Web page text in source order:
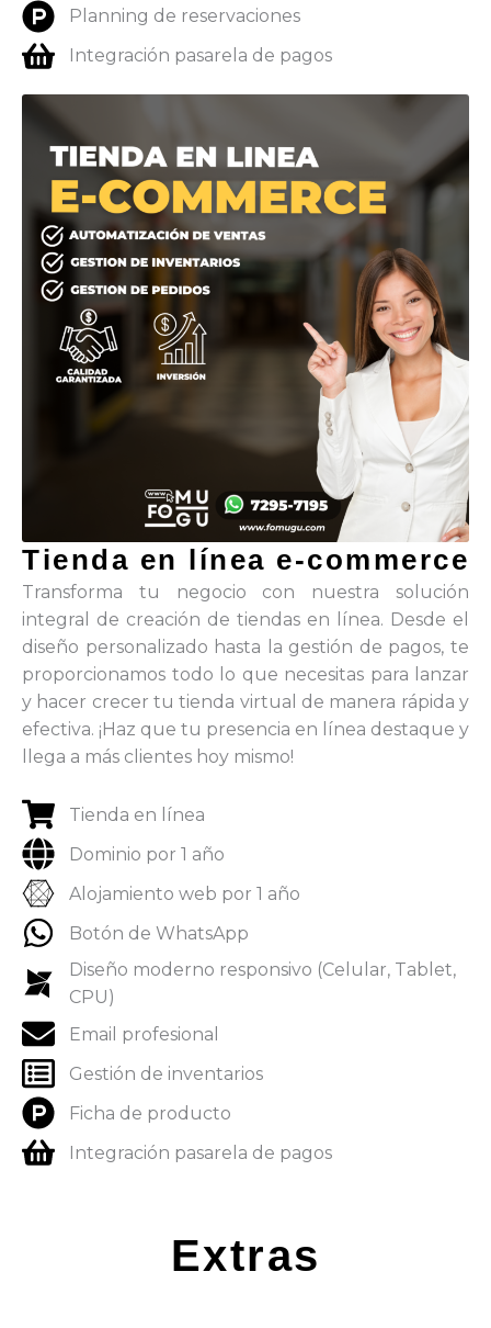
Planning de reservaciones
Integración pasarela de pagos
Tienda en línea e-commerce
Transforma tu negocio con nuestra solución
integral de creación de tiendas en línea. Desde el
diseño personalizado hasta la gestión de pagos, te
proporcionamos todo lo que necesitas para lanzar
y hacer crecer tu tienda virtual de manera rápida y
efectiva. ¡Haz que tu presencia en línea destaque y
llega a más clientes hoy mismo!
Tienda en línea
Dominio por 1 año
Alojamiento web por 1 año
Botón de WhatsApp
Diseño moderno responsivo (Celular, Tablet,
CPU)
Email profesional
Gestión de inventarios
Ficha de producto
Integración pasarela de pagos
Extras